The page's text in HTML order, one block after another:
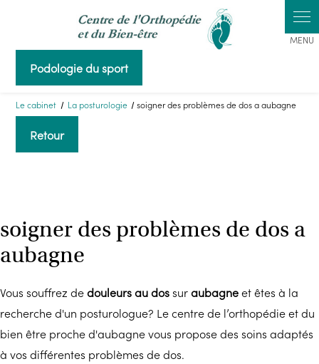
Podologie du sport
Le cabinet La posturologie soigner des problèmes de dos a aubagne
Retour
soigner des problèmes de dos a
aubagne
Vous souffrez dedouleurs au dossuraubagneet êtes à la
recherche d'un posturologue? Le centre de l’orthopédie et du
bien être proche d'aubagne vous propose des soins adaptés
à vos différentes problèmes de dos.